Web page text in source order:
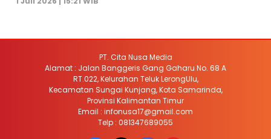
PT. Cita Nusa Media
Alamat : Jalan Banggeris Gang Gaharu No. 68 A
RT.022, Kelurahan Teluk LerongUlu,
Kecamatan Sungai Kunjang, Kota Samarinda,
Provinsi Kalimantan Timur
Email : infonusa17@gmail.com
Telp : 081347689055